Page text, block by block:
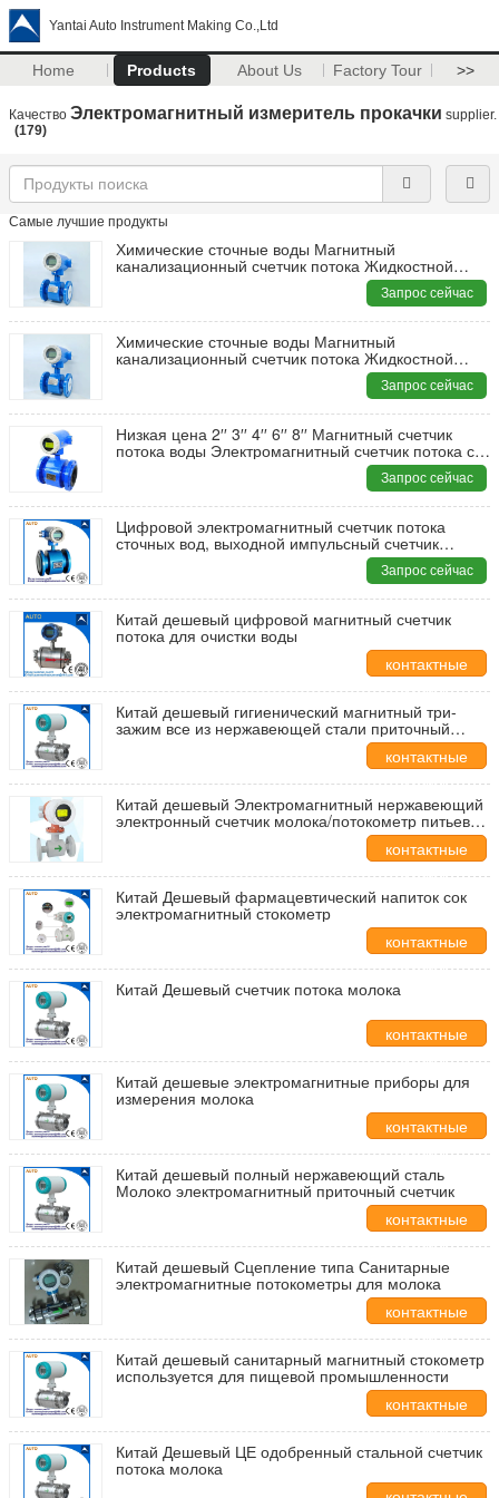
Yantai Auto Instrument Making Co.,Ltd
Home Products About Us Factory Tour >>
Качество Электромагнитный измеритель прокачки supplier.
(179)
Самые лучшие продукты
Химические сточные воды Магнитный
канализационный счетчик потока Жидкостной
контроль Цифровой воды Электромагнитный
Запрос сейчас
Химические сточные воды Магнитный
канализационный счетчик потока Жидкостной
контроль Цифровой воды Электромагнитный
Запрос сейчас
Низкая цена 2′′ 3′′ 4′′ 6′′ 8′′ Магнитный счетчик
потока воды Электромагнитный счетчик потока с
Запрос сейчас
Цифровой электромагнитный счетчик потока
сточных вод, выходной импульсный счетчик
Запрос сейчас
Китай дешевый цифровой магнитный счетчик
потока для очистки воды
контактные
данные
Китай дешевый гигиенический магнитный три-
зажим все из нержавеющей стали приточный
контактные
данные
Китай дешевый Электромагнитный нержавеющий
электронный счетчик молока/потокометр питьевой
контактные
данные
Китай Дешевый фармацевтический напиток сок
электромагнитный стокометр
контактные
данные
Китай Дешевый счетчик потока молока
контактные
данные
Китай дешевые электромагнитные приборы для
измерения молока
контактные
данные
Китай дешевый полный нержавеющий сталь
Молоко электромагнитный приточный счетчик
контактные
данные
Китай дешевый Сцепление типа Санитарные
электромагнитные потокометры для молока
контактные
данные
Китай дешевый санитарный магнитный стокометр
используется для пищевой промышленности
контактные
данные
Китай Дешевый ЦЕ одобренный стальной счетчик
потока молока